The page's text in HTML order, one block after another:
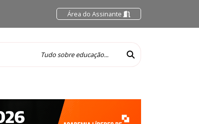
Área do Assinante